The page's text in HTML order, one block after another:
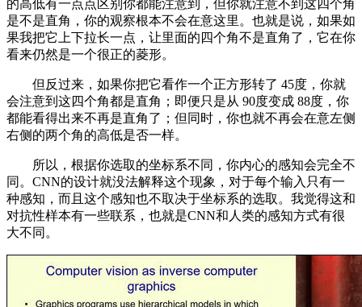
的高低有一点点区别你都能注意到，但你就注意不到这四个角
是不是直角，你的观察根本不会在意这里。也就是说，如果如
果我把它上下拉长一点，让里面的四个角不是直角了，它在你
看来仍然是一个很正的菱形。
但反过来，如果你把它看作一个正方形转了 45度，你就
会注意到这四个角都是直角；即便只是从 90度变成 88度，你
都能看得出来不再是直角了；但同时，你也就不再会在意左侧
右侧的两个角的高低是否一样。
所以，根据你选取的坐标系不同，你内心的感知会完全不
同。CNN的设计就没法解释这个现象，对于每个输入只有一
种感知，而且这个感知也不取决于坐标系的选取。我觉得这和
对抗性样本有一些联系，也就是CNN和人类的感知方式有很
大不同。